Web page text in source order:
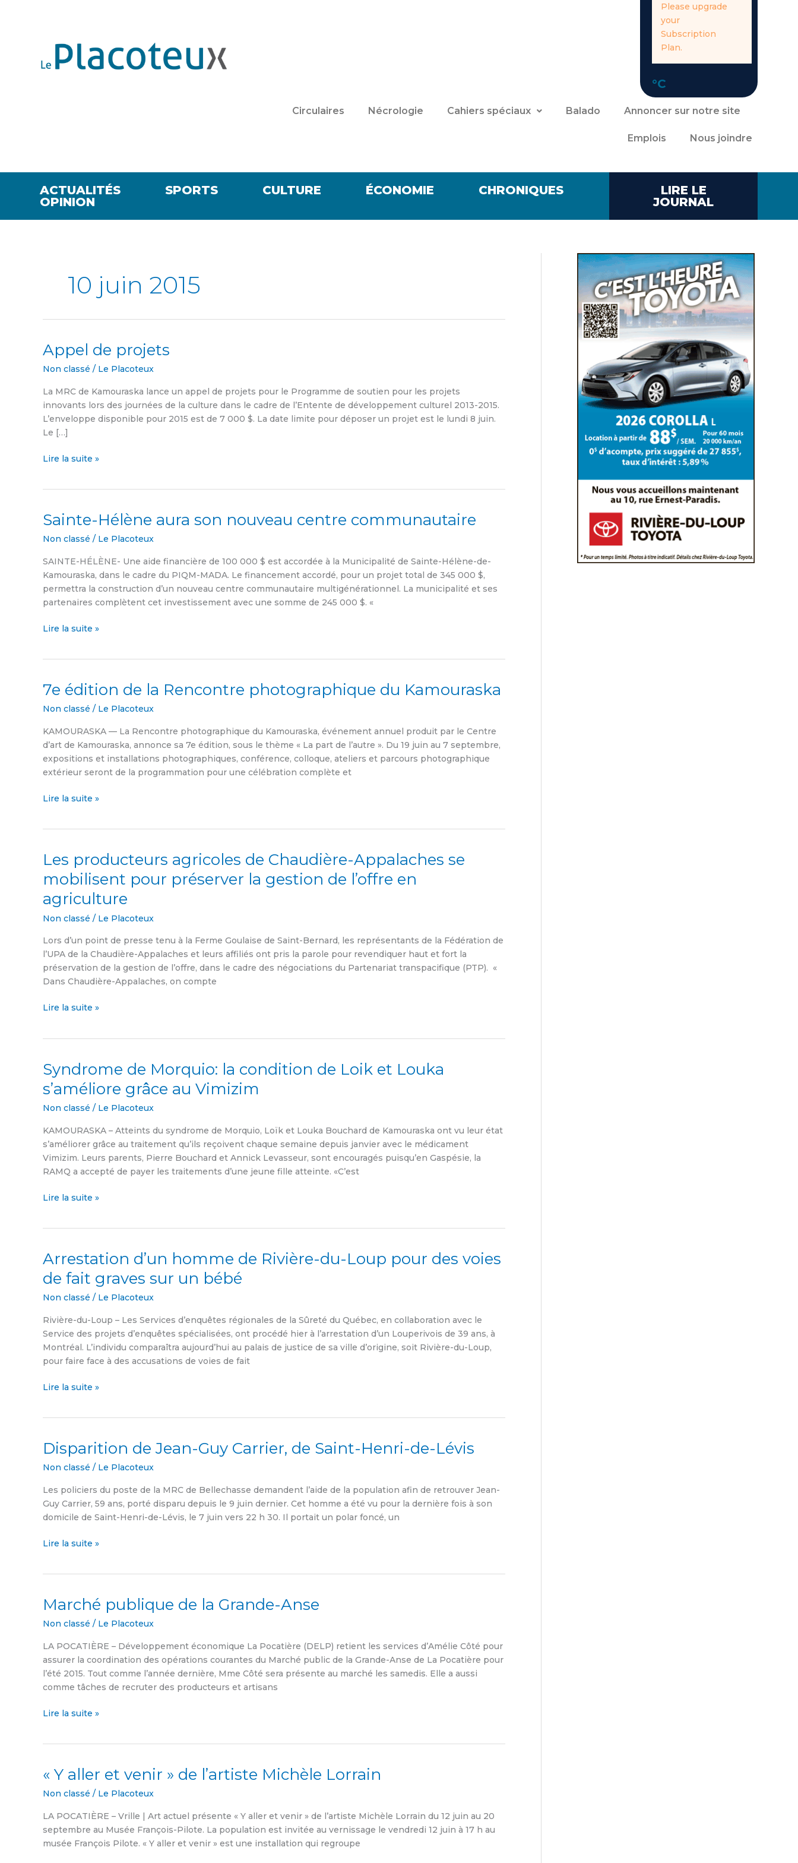
Please upgrade
your
Subscription
Plan.
°C
Circulaires Nécrologie Cahiers spéciaux Balado Annoncer sur notre site
Emplois Nous joindre
ACTUALITÉS SPORTS CULTURE ÉCONOMIE
CHRONIQUES
OPINION
LIRE LE
JOURNAL
10 juin 2015
Appel de projets
Non classé / Le Placoteux
La MRC de Kamouraska lance un appel de projets pour le Programme de soutien pour les projets
innovants lors des journées de la culture dans le cadre de l’Entente de développement culturel 2013-2015.
L’enveloppe disponible pour 2015 est de 7 000 $. La date limite pour déposer un projet est le lundi 8 juin.
Le […]
Appel
projets
Lire la suite »
Sainte-Hélène aura son nouveau centre communautaire
Non classé / Le Placoteux
SAINTE-HÉLÈNE- Une aide financière de 100 000 $ est accordée à la Municipalité de Sainte-Hélène-de-
Kamouraska, dans le cadre du PIQM-MADA. Le financement accordé, pour un projet total de 345 000 $,
permettra la construction d’un nouveau centre communautaire multigénérationnel. La municipalité et ses
partenaires complètent cet investissement avec une somme de 245 000 $. «
Sainte-
aura
son
nouveau
centre
communautaire
Lire la suite »
7e édition de la Rencontre photographique du Kamouraska
Non classé / Le Placoteux
KAMOURASKA — La Rencontre photographique du Kamouraska, événement annuel produit par le Centre
d’art de Kamouraska, annonce sa 7e édition, sous le thème « La part de l’autre ». Du 19 juin au 7 septembre,
expositions et installations photographiques, conférence, colloque, ateliers et parcours photographique
extérieur seront de la programmation pour une célébration complète et
7e
de
la
Rencontre
photographique
du
Lire la suite »
Les producteurs agricoles de Chaudière-Appalaches se
mobilisent pour préserver la gestion de l’offre en
agriculture
Non classé / Le Placoteux
Lors d’un point de presse tenu à la Ferme Goulaise de Saint-Bernard, les représentants de la Fédération de
l’UPA de la Chaudière-Appalaches et leurs affiliés ont pris la parole pour revendiquer haut et fort la
préservation de la gestion de l’offre, dans le cadre des négociations du Partenariat transpacifique (PTP). «
Dans Chaudière-Appalaches, on compte
Les
producteurs
agricoles
de
Appalaches
se
mobilisent
pour
préserver
gestion
agriculture
Lire la suite »
Syndrome de Morquio: la condition de Loik et Louka
s’améliore grâce au Vimizim
Non classé / Le Placoteux
KAMOURASKA – Atteints du syndrome de Morquio, Loïk et Louka Bouchard de Kamouraska ont vu leur état
s’améliorer grâce au traitement qu’ils reçoivent chaque semaine depuis janvier avec le médicament
Vimizim. Leurs parents, Pierre Bouchard et Annick Levasseur, sont encouragés puisqu’en Gaspésie, la
RAMQ a accepté de payer les traitements d’une jeune fille atteinte. «C’est
Syndrome
de
Morquio:
la
de
Loik
et
Louka
grâce
Vimizim
Lire la suite »
Arrestation d’un homme de Rivière-du-Loup pour des voies
de fait graves sur un bébé
Non classé / Le Placoteux
Rivière-du-Loup – Les Services d’enquêtes régionales de la Sûreté du Québec, en collaboration avec le
Service des projets d’enquêtes spécialisées, ont procédé hier à l’arrestation d’un Louperivois de 39 ans, à
Montréal. L’individu comparaîtra aujourd’hui au palais de justice de sa ville d’origine, soit Rivière-du-Loup,
pour faire face à des accusations de voies de fait
Arrestation
homme
de
du-
Loup
pour
des
de
graves
un
Lire la suite »
Disparition de Jean-Guy Carrier, de Saint-Henri-de-Lévis
Non classé / Le Placoteux
Les policiers du poste de la MRC de Bellechasse demandent l’aide de la population afin de retrouver Jean-
Guy Carrier, 59 ans, porté disparu depuis le 9 juin dernier. Cet homme a été vu pour la dernière fois à son
domicile de Saint-Henri-de-Lévis, le 7 juin vers 22 h 30. Il portait un polar foncé, un
Disparition
Jean-
Guy
Carrier,
de
Henri-
Lire la suite »
Marché publique de la Grande-Anse
Non classé / Le Placoteux
LA POCATIÈRE – Développement économique La Pocatière (DELP) retient les services d’Amélie Côté pour
assurer la coordination des opérations courantes du Marché public de la Grande-Anse de La Pocatière pour
l’été 2015. Tout comme l’année dernière, Mme Côté sera présente au marché les samedis. Elle a aussi
comme tâches de recruter des producteurs et artisans
Marché
de
la
Grande-
Anse
Lire la suite »
« Y aller et venir » de l’artiste Michèle Lorrain
Non classé / Le Placoteux
LA POCATIÈRE – Vrille | Art actuel présente « Y aller et venir » de l’artiste Michèle Lorrain du 12 juin au 20
septembre au Musée François-Pilote. La population est invitée au vernissage le vendredi 12 juin à 17 h au
musée François Pilote. « Y aller et venir » est une installation qui regroupe
«
aller
et
venir
»